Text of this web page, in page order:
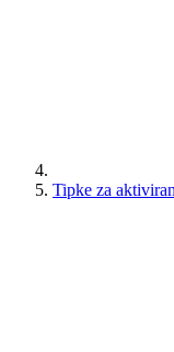
Tipke za